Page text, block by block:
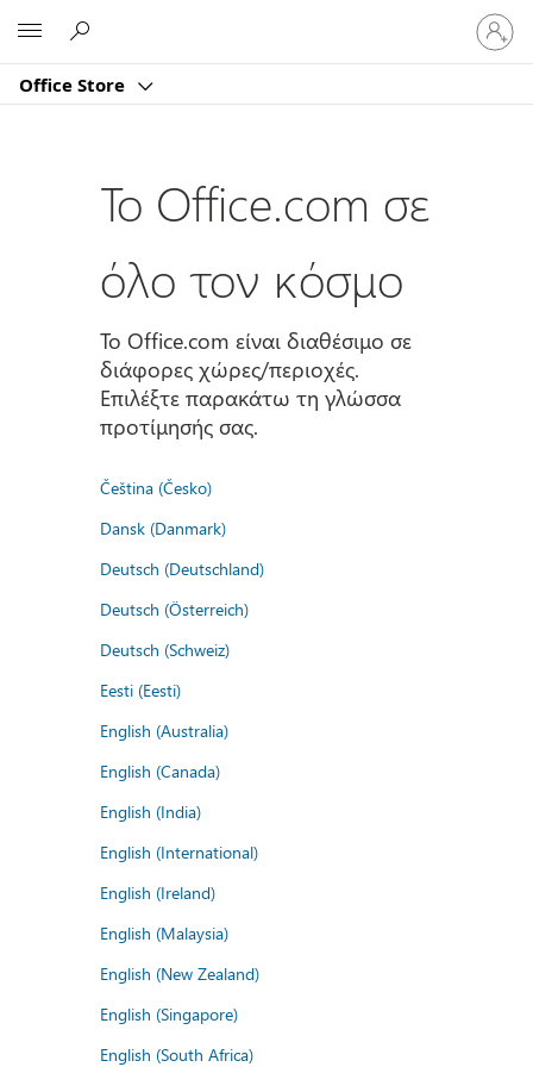
Office Store
Είσοδος
στον
Το Office.com σε
όλο τον κόσμο
Το Office.com είναι διαθέσιμο σε
διάφορες χώρες/περιοχές.
Επιλέξτε παρακάτω τη γλώσσα
προτίμησής σας.
Čeština (Česko)
Dansk (Danmark)
Deutsch (Deutschland)
Deutsch (Österreich)
Deutsch (Schweiz)
Eesti (Eesti)
English (Australia)
English (Canada)
English (India)
English (International)
English (Ireland)
English (Malaysia)
English (New Zealand)
English (Singapore)
English (South Africa)